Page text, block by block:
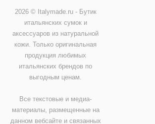
2026 © Italymade.ru - Бутик
итальянских сумок и
аксессуаров из натуральной
кожи. Только оригинальная
продукция любимых
итальянских брендов по
выгодным ценам.
Все текстовые и медиа-
материалы, размещенные на
данном вебсайте и связанных